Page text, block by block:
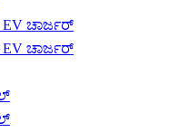
ಚಾರ್ಜರ್
ಚಾರ್ಜರ್